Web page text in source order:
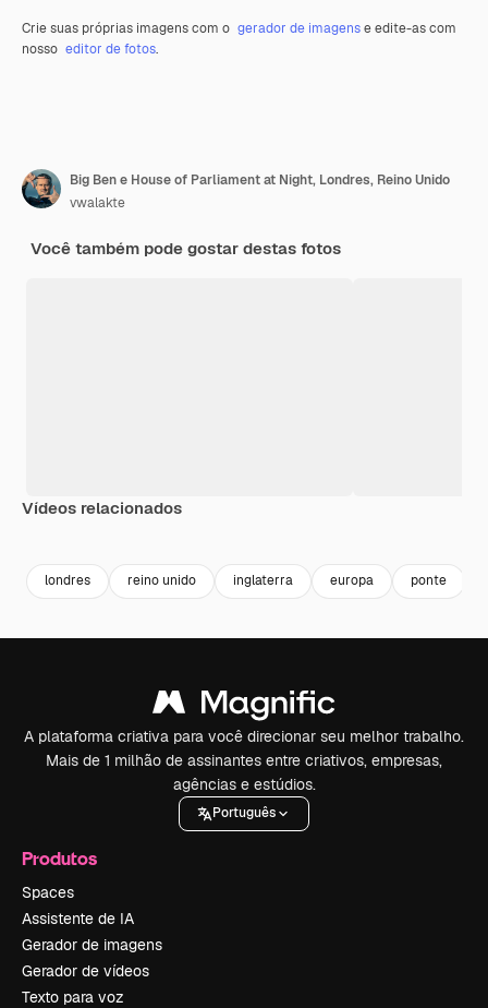
Crie suas próprias imagens com o gerador de imagense edite-as com
nosso editor de fotos.
Big Ben e House of Parliament at Night, Londres, Reino Unido
vwalakte
Você também pode gostar destas fotos
Vídeos relacionados
londres reino unido inglaterra europa ponte
A plataforma criativa para você direcionar seu melhor trabalho.
Mais de 1 milhão de assinantes entre criativos, empresas,
agências e estúdios.
Português
Produtos
Spaces
Assistente de IA
Gerador de imagens
Gerador de vídeos
Texto para voz